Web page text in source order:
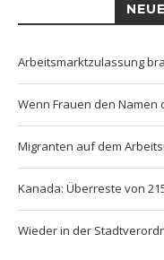
Arbeitsmarktzulassung
Wenn Frauen den
Migranten auf dem
Kanada: Überreste von
Wieder in der